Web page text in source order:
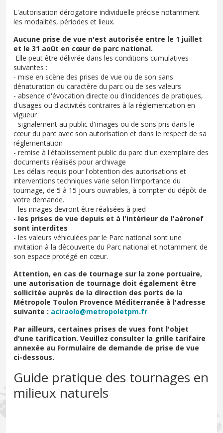
L'autorisation dérogatoire individuelle précise notamment
les modalités, périodes et lieux.
Aucune prise de vue n'est autorisée entre le 1 juillet
et le 31 août en cœur de parc national.
Elle peut être délivrée dans les conditions cumulatives
suivantes :
- mise en scène des prises de vue ou de son sans
dénaturation du caractère du parc ou de ses valeurs
- absence d'évocation directe ou d'incidences de pratiques,
d'usages ou d'activités contraires à la réglementation en
vigueur
- signalement au public d'images ou de sons pris dans le
cœur du parc avec son autorisation et dans le respect de sa
réglementation
- remise à l'établissement public du parc d'un exemplaire des
documents réalisés pour archivage
Les délais requis pour l'obtention des autorisations et
interventions techniques varie selon l'importance du
tournage, de 5 à 15 jours ouvrables, à compter du dépôt de
votre demande.
- les images devront être réalisées à pied
- les prises de vue depuis et à l'intérieur de l'aéronef
sont interdites
- les valeurs véhiculées par le Parc national sont une
invitation à la découverte du Parc national et notamment de
son espace protégé en cœur.
Attention, en cas de tournage sur la zone portuaire,
une autorisation de tournage doit également être
sollicitée auprès de la direction des ports de la
Métropole Toulon Provence Méditerranée à l'adresse
suivante : aciraolo@metropoletpm.fr
Par ailleurs, certaines prises de vues font l'objet
d'une tarification. Veuillez consulter la grille tarifaire
annexée au Formulaire de demande de prise de vue
ci-dessous.
Guide pratique des tournages en
milieux naturels